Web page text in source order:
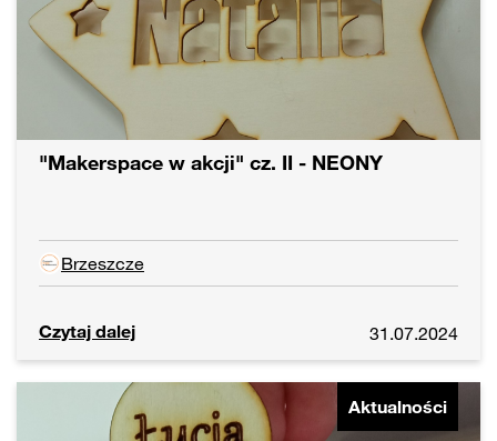
"Makerspace w akcji" cz. II - NEONY
Brzeszcze
Czytaj dalej 31.07.2024
Aktualności